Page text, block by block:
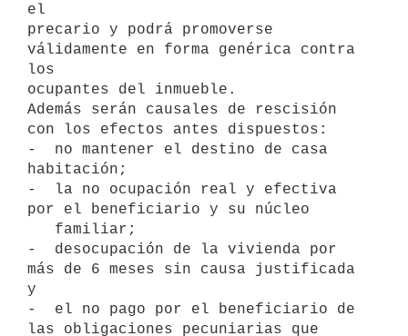
el
precario y podrá promoverse
válidamente en forma genérica contra
los
ocupantes del inmueble.
Además serán causales de rescisión
con los efectos antes dispuestos:
-  no mantener el destino de casa
habitación;
-  la no ocupación real y efectiva
por el beneficiario y su núcleo
-  desocupación de la vivienda por
más de 6 meses sin causa justificada
y
-  el no pago por el beneficiario de
las obligaciones pecuniarias que